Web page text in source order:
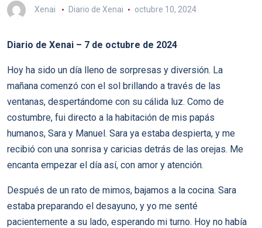
Xenai Diario de Xenai octubre 10, 2024
Diario de Xenai – 7 de octubre de 2024
Hoy ha sido un día lleno de sorpresas y diversión. La
mañana comenzó con el sol brillando a través de las
ventanas, despertándome con su cálida luz. Como de
costumbre, fui directo a la habitación de mis papás
humanos, Sara y Manuel. Sara ya estaba despierta, y me
recibió con una sonrisa y caricias detrás de las orejas. Me
encanta empezar el día así, con amor y atención.
Después de un rato de mimos, bajamos a la cocina. Sara
estaba preparando el desayuno, y yo me senté
pacientemente a su lado, esperando mi turno. Hoy no había